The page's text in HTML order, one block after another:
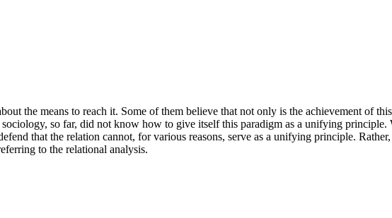
the means to reach it. Some of them believe that not only is the achievement of
so far, did not know how to give itself this paradigm as a unifying principle.
that the relation cannot, for various reasons, serve as a unifying principle.
to the relational analysis.